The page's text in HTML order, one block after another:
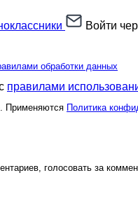
Войти
обработки данных
правилами
Применяются Политика
голосовать за